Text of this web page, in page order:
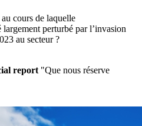
cours de laquelle
perturbé par l’invasion
au secteur ?
report "Que nous réserve